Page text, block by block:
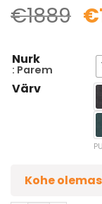
€1889 €
Nurk
: Parem
Värv
Kohe